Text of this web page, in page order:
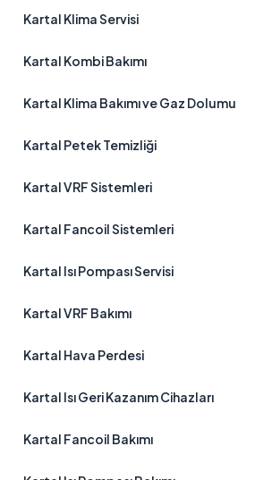
Kartal Klima Servisi
Kartal Kombi Bakımı
Kartal Klima Bakımı ve Gaz Dolumu
Kartal Petek Temizliği
Kartal VRF Sistemleri
Kartal Fancoil Sistemleri
Kartal Isı Pompası Servisi
Kartal VRF Bakımı
Kartal Hava Perdesi
Kartal Isı Geri Kazanım Cihazları
Kartal Fancoil Bakımı